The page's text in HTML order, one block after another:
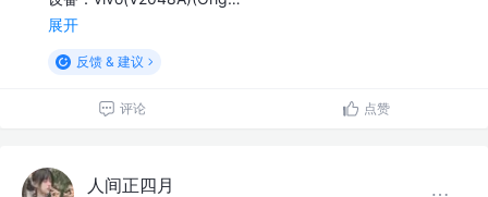
展开
反馈 & 建议
评论 点赞
人间正四月